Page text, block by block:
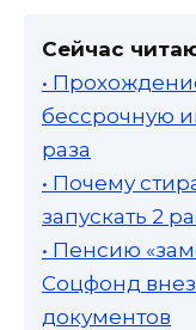
Сейчас
•
бессрочную
раза
• Почему
запускать 2
• Пенсию
Соцфонд
документов